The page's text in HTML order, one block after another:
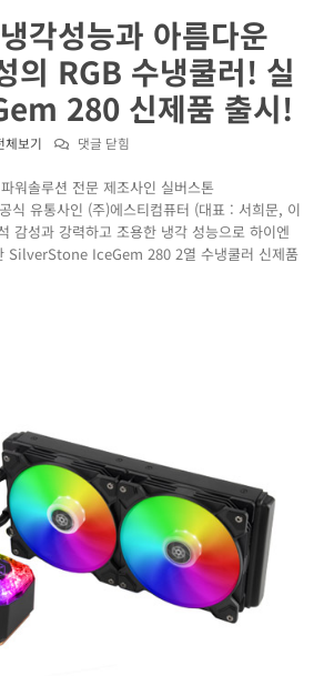
각성능과 아름다운
의 RGB 수냉쿨러! 실
280 신제품 출시!
체보기
강
한
냉
각
성
감
성
의
RGB
수
냉
댓글 닫힘
워솔루션 전문 제조사인 실버스톤
유통사인 (주)에스티컴퓨터 (대표 : 서희문, 이
감성과 강력하고 조용한 냉각 성능으로 하이엔
SilverStone IceGem 280 2열 수냉쿨러 신제품